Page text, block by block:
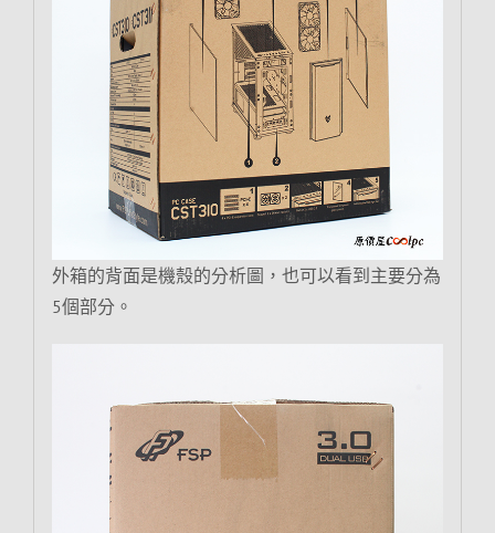
外箱的背面是機殼的分析圖，也可以看到主要分為
5個部分。